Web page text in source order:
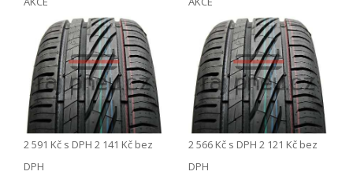
2 591 Kč s DPH 2 141 Kč bez
DPH
2 566 Kč s DPH 2 121 Kč bez
DPH